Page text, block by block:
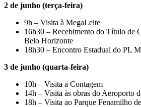
2 de junho (terça-feira)
9h – Visita à MegaLeite
16h30 – Recebimento do Título de
Belo Horizonte
18h30 – Encontro Estadual do PL
3 de junho (quarta-feira)
10h – Visita a Contagem
14h – Visita às obras do Aeroporto
18h – Visita ao Parque Fenamilho